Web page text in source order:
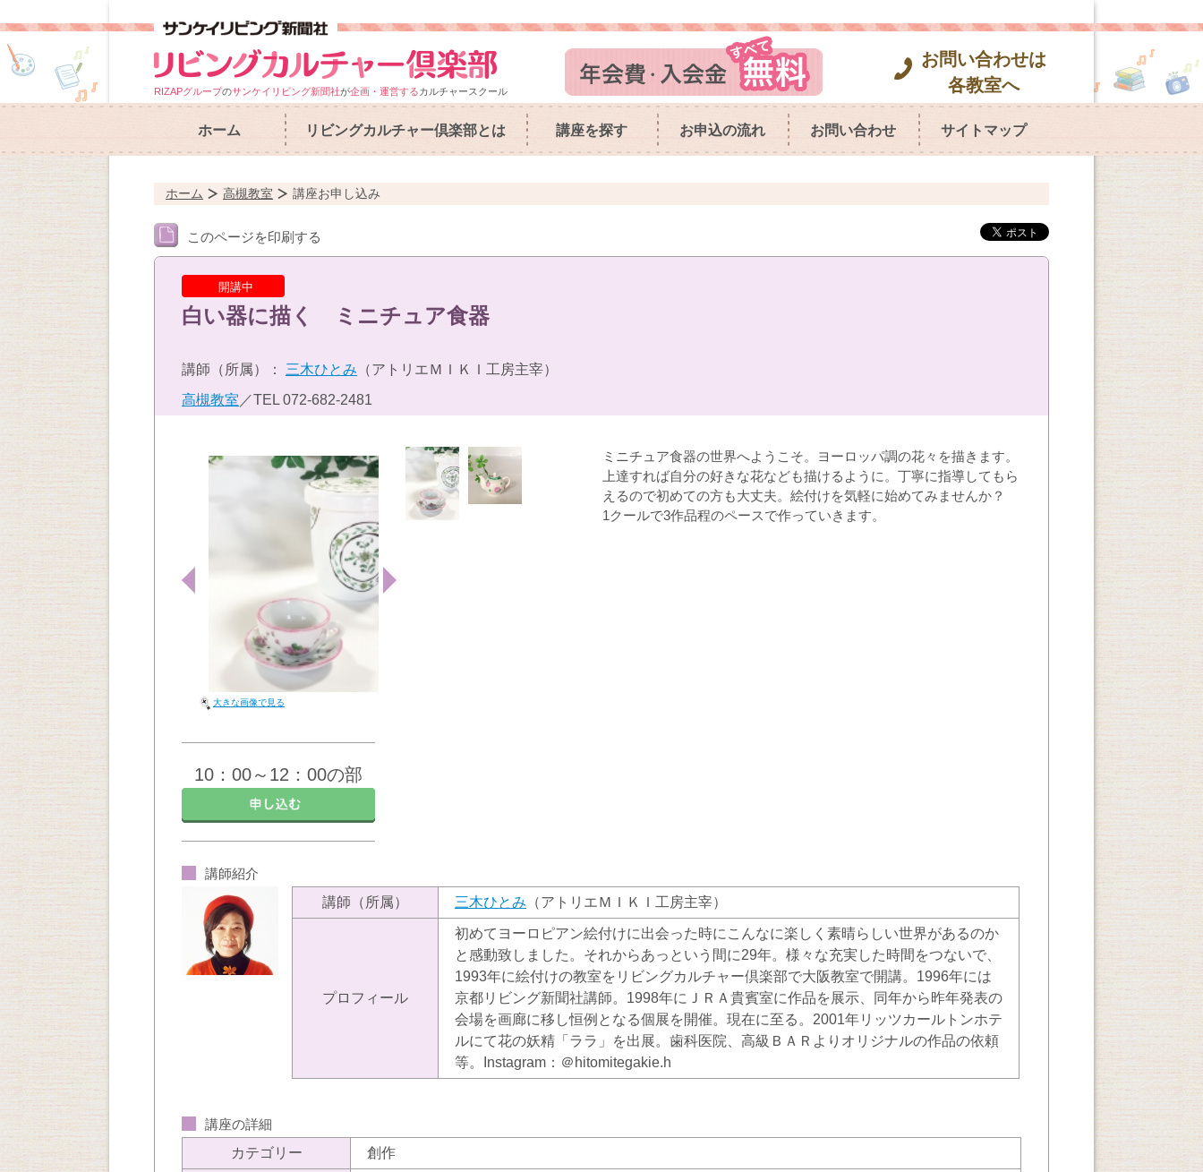
RIZAPグループのサンケイリビング新聞社が企画・運営するカルチャースクール
お問い合わせは
各教室へ
ホーム リビングカルチャー倶楽部とは 講座を探す お申込の流れ お問い合わせ サイトマップ
ホーム 高槻教室 講座お申し込み
このページを印刷する
開講中
白い器に描く ミニチュア食器
講師（所属）： 三木ひとみ （アトリエＭＩＫＩ工房主宰）
高槻教室 ／TEL 072-682-2481
大きな画像で見る
ミニチュア食器の世界へようこそ。ヨーロッパ調の花々を描きます。
上達すれば自分の好きな花なども描けるように。丁寧に指導してもら
えるので初めての方も大丈夫。絵付けを気軽に始めてみませんか？
1クールで3作品程のペースで作っていきます。
10：00～12：00の部
講師紹介
講師（所属）
三木ひとみ （アトリエＭＩＫＩ工房主宰）
プロフィール
初めてヨーロピアン絵付けに出会った時にこんなに楽しく素晴らしい世界があるのか
と感動致しました。それからあっという間に29年。様々な充実した時間をつないで、
1993年に絵付けの教室をリビングカルチャー倶楽部で大阪教室で開講。1996年には
京都リビング新聞社講師。1998年にＪＲＡ貴賓室に作品を展示、同年から昨年発表の
会場を画廊に移し恒例となる個展を開催。現在に至る。2001年リッツカールトンホテ
ルにて花の妖精「ララ」を出展。歯科医院、高級ＢＡＲよりオリジナルの作品の依頼
等。Instagram：＠hitomitegakie.h
講座の詳細
カテゴリー
創作